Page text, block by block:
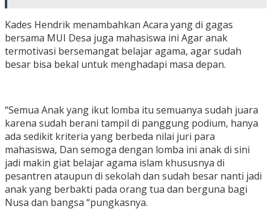
Kades Hendrik menambahkan Acara yang di gagas
bersama MUI Desa juga mahasiswa ini Agar anak
termotivasi bersemangat belajar agama, agar sudah
besar bisa bekal untuk menghadapi masa depan.
“Semua Anak yang ikut lomba itu semuanya sudah juara
karena sudah berani tampil di panggung podium, hanya
ada sedikit kriteria yang berbeda nilai juri para
mahasiswa, Dan semoga dengan lomba ini anak di sini
jadi makin giat belajar agama islam khususnya di
pesantren ataupun di sekolah dan sudah besar nanti jadi
anak yang berbakti pada orang tua dan berguna bagi
Nusa dan bangsa “pungkasnya.